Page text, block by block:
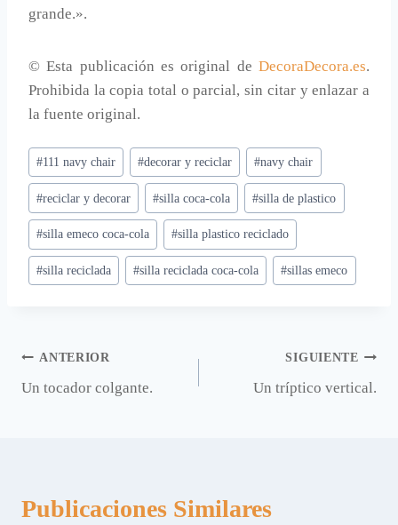
grande.».
© Esta publicación es original de DecoraDecora.es.
Prohibida la copia total o parcial, sin citar y enlazar a
la fuente original.
Etiquetas
de
la
entrada:
#111 navy chair #decorar y reciclar #navy chair
#reciclar y decorar #silla coca-cola #silla de plastico
#silla emeco coca-cola #silla plastico reciclado
#silla reciclada #silla reciclada coca-cola #sillas emeco
Navegación
de
ANTERIOR
Un tocador colgante.
SIGUIENTE
Un tríptico vertical.
Publicaciones Similares